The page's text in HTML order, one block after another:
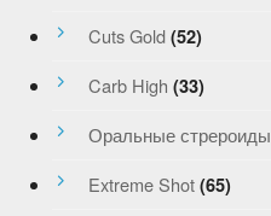
Cuts Gold (52)
Carb High (33)
Оральные стрероиды
Extreme Shot (65)